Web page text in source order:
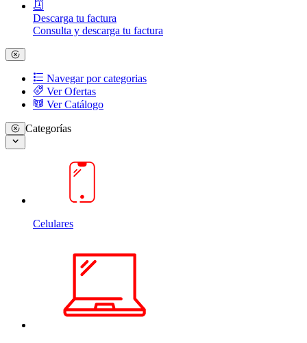
Descarga tu factura
Consulta y descarga tu factura
Navegar por categorias
Ver Ofertas
Ver Catálogo
Categorías
Celulares